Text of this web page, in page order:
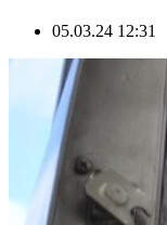
05.03.24 12:31